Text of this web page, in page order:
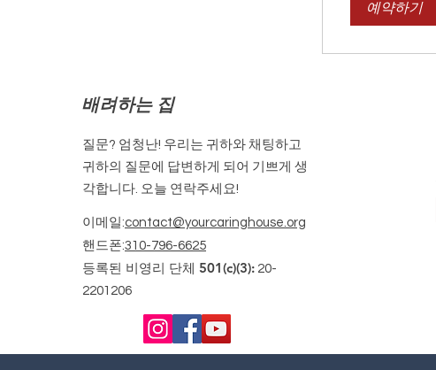
예약하기
배려하는 집
질문? 엄청난! 우리는 귀하와 채팅하고
귀하의 질문에 답변하게 되어 기쁘게 생
각합니다. 오늘 연락주세요!
이메일:contact@yourcaringhouse.org
핸드폰:310-796-6625
등록된 비영리 단체 501(c)(3): 20-
2201206